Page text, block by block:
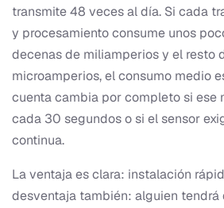
transmite 48 veces al día. Si cada
y procesamiento consume unos
decenas de miliamperios y el resto
microamperios, el consumo medio
cuenta cambia por completo si ese
cada 30 segundos o si el sensor
continua.
La ventaja es clara: instalación
desventaja también: alguien tendrá